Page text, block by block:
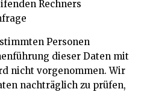
Rechners
Personen
dieser Daten mit
nicht vorgenommen. Wir
nachträglich zu prüfen,